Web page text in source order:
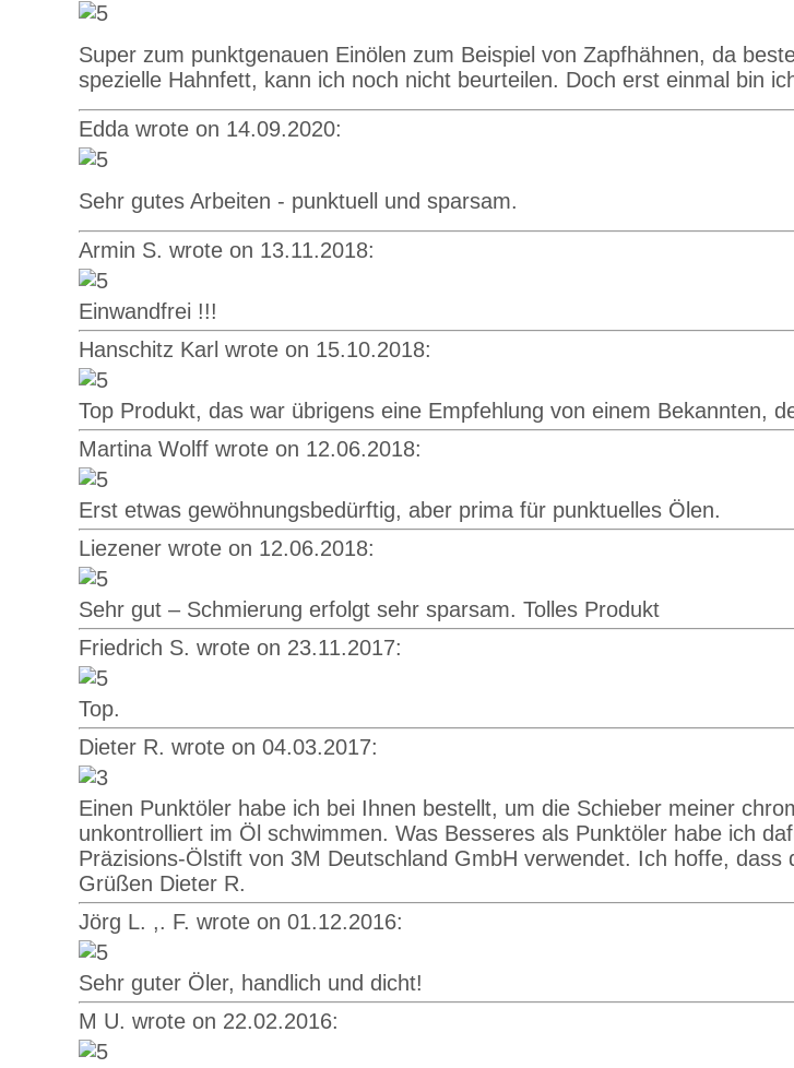
Super zum punktgenauen Einölen zum Beispiel von Zapfhähnen, da
spezielle Hahnfett, kann ich noch nicht beurteilen. Doch erst einmal bin
Edda wrote on 14.09.2020:
Sehr gutes Arbeiten - punktuell und sparsam.
Armin S. wrote on 13.11.2018:
Einwandfrei !!!
Hanschitz Karl wrote on 15.10.2018:
Top Produkt, das war übrigens eine Empfehlung von einem Bekannten,
Martina Wolff wrote on 12.06.2018:
Erst etwas gewöhnungsbedürftig, aber prima für punktuelles Ölen.
Liezener wrote on 12.06.2018:
Sehr gut – Schmierung erfolgt sehr sparsam. Tolles Produkt
Friedrich S. wrote on 23.11.2017:
Top.
Dieter R. wrote on 04.03.2017:
Einen Punktöler habe ich bei Ihnen bestellt, um die Schieber meiner
unkontrolliert im Öl schwimmen. Was Besseres als Punktöler habe ich
Präzisions-Ölstift von 3M Deutschland GmbH verwendet. Ich hoffe,
Grüßen Dieter R.
Jörg L. ,. F. wrote on 01.12.2016:
Sehr guter Öler, handlich und dicht!
M U. wrote on 22.02.2016: